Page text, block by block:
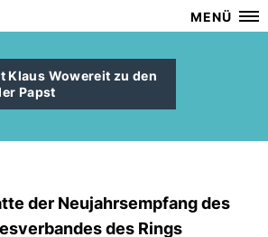
MENÜ
Klaus Wowereit zu den
Papst
der Neujahrsempfang des
des Rings